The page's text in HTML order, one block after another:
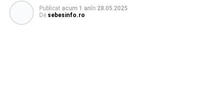
Publicat acum 1 anîn 28.05.2025
De sebesinfo.ro